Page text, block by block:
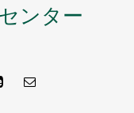
ンター